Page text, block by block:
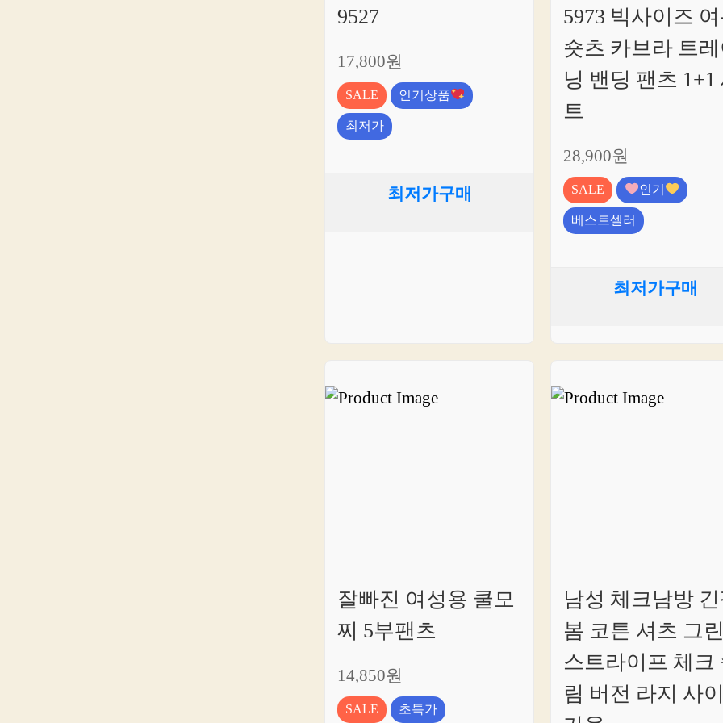
9527
17,800원
SALE
인기상품
최저가
최저가구매
5973 빅사이즈
숏츠 카브라 트레
닝 밴딩 팬츠 1+1
트
28,900원
SALE
인기
베스트셀러
최저가구매
잘빠진 여성용 쿨모
찌 5부팬츠
14,850원
SALE 초특가
남성 체크남방
봄 코튼 셔츠 그린
스트라이프 체크
림 버전 라지 사